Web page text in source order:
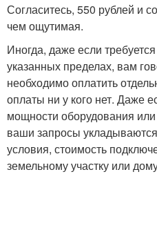
Согласитесь, 550 рублей и
чем ощутимая.
Иногда, даже если
указанных пределах, вам
необходимо оплатить
оплаты ни у кого нет. Даже
мощности оборудования
ваши запросы
условия, стоимость
земельному участку или